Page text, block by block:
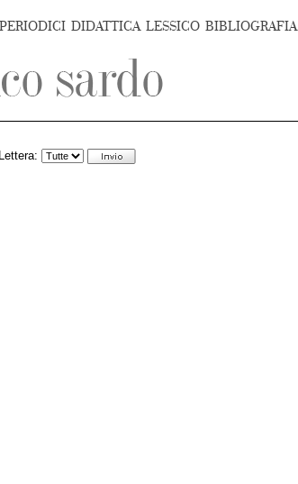
PERIODICI DIDATTICA LESSICO BIBLIOGRAFIA
Lettera: